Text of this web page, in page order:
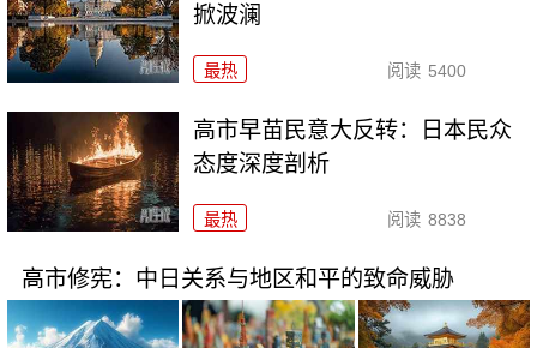
掀波澜
最热 阅读 5400
高市早苗民意大反转：日本民众
态度深度剖析
最热 阅读 8838
高市修宪：中日关系与地区和平的致命威胁